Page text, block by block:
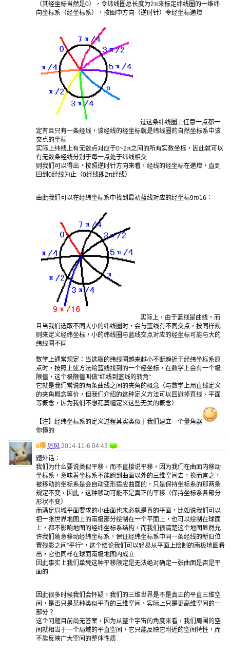
（其经坐标当然是0），令纬线圈总长度为2π来标定纬线圈的一维纬
向坐标系（经坐标系），按图中方向（逆时针）令经坐标递增
过这条纬线圈上任意一点都一
定有且只有一条经线，该经线的经坐标就是纬线圈的自然坐标系中该
交点的坐标
实际上纬线上有无数点对应于0~2π之间的所有实数坐标，因此就可以
有无数条经线分别于每一点处于纬线相交
则我们可以得出，按照逆时针方向来看，经线的经坐标在递增，直到
回到0经线为止（0经线即2π经线）
由此我们可以在经纬坐标系中找到最初蓝线对应的经坐标9π/16：
实际上，由于蓝线是曲线，而
且当我们选取不同大小的纬线圈时，会与蓝线有不同交点，按同样规
则来定义经纬坐标，小的纬线圈与蓝线交点对应的经坐标可能与大的
纬线圈不同
数学上通常规定：当选取的纬线圈越来越小不断趋近于经纬坐标系原
点时，按照上述方法给蓝线找到的一个经坐标，在数学上会有一个极
限值，这个极限值叫做”红线到蓝线的转角“
它就是我们常说的两条曲线之间的夹角的概念（与数学上用直线定义
的夹角概念等价，但我们介绍的这种定义方法可以回避掉直线、平面
等概念，因为我们不想花篇幅定义这些无关的概念）
【注】经纬坐标系的定义过程其实类似于我们建立一个量角器
你懂的
6樓 厉风 2014-11-6 04:43
题外话：
我们为什么要说类似平移，而不直接说平移，因为我们在曲面内移动
坐标系，意味着坐标系不能跑到曲面以外的三维空间去，换而言之，
被移动的坐标系是会自动变形适应曲面的，只是保持坐标系的那两条
规定不变，因此，这种移动可能不是真正的平移（保持坐标系各部分
形状不变）
而满足局域平面要求的小曲面也未必就是真的平面，比如说我们可以
把一张世界地图上的南极部分绘制在一个平面上，也可以绘制在球面
上，都不影响地图的经纬坐标系结构，而我们很清楚这个地图显然允
许我们随意移动经纬坐标系，保证经纬坐标系中同一条经线的新旧位
置残影之间”平行“，这个结论我们可以轻易从平面上绘制的南极地图看
出，它也同样在球面南极地图内成立
因此事实上我们单凭这种平移限定是无法绝对确定一张曲面是否是平
面的
因此很多时候我们会怀疑，我们的三维世界是不是真正的平直三维空
间，是否只是某种类似平直的三维空间，实际上只是更高维空间的一
部分？
这个问题目前尚无答案，因为从整个宇宙的角度来看，我们周围的空
间就相当于一个局域的平直空间，它只能反映它附近的空间特性，而
不能反映广大空间的整体性质